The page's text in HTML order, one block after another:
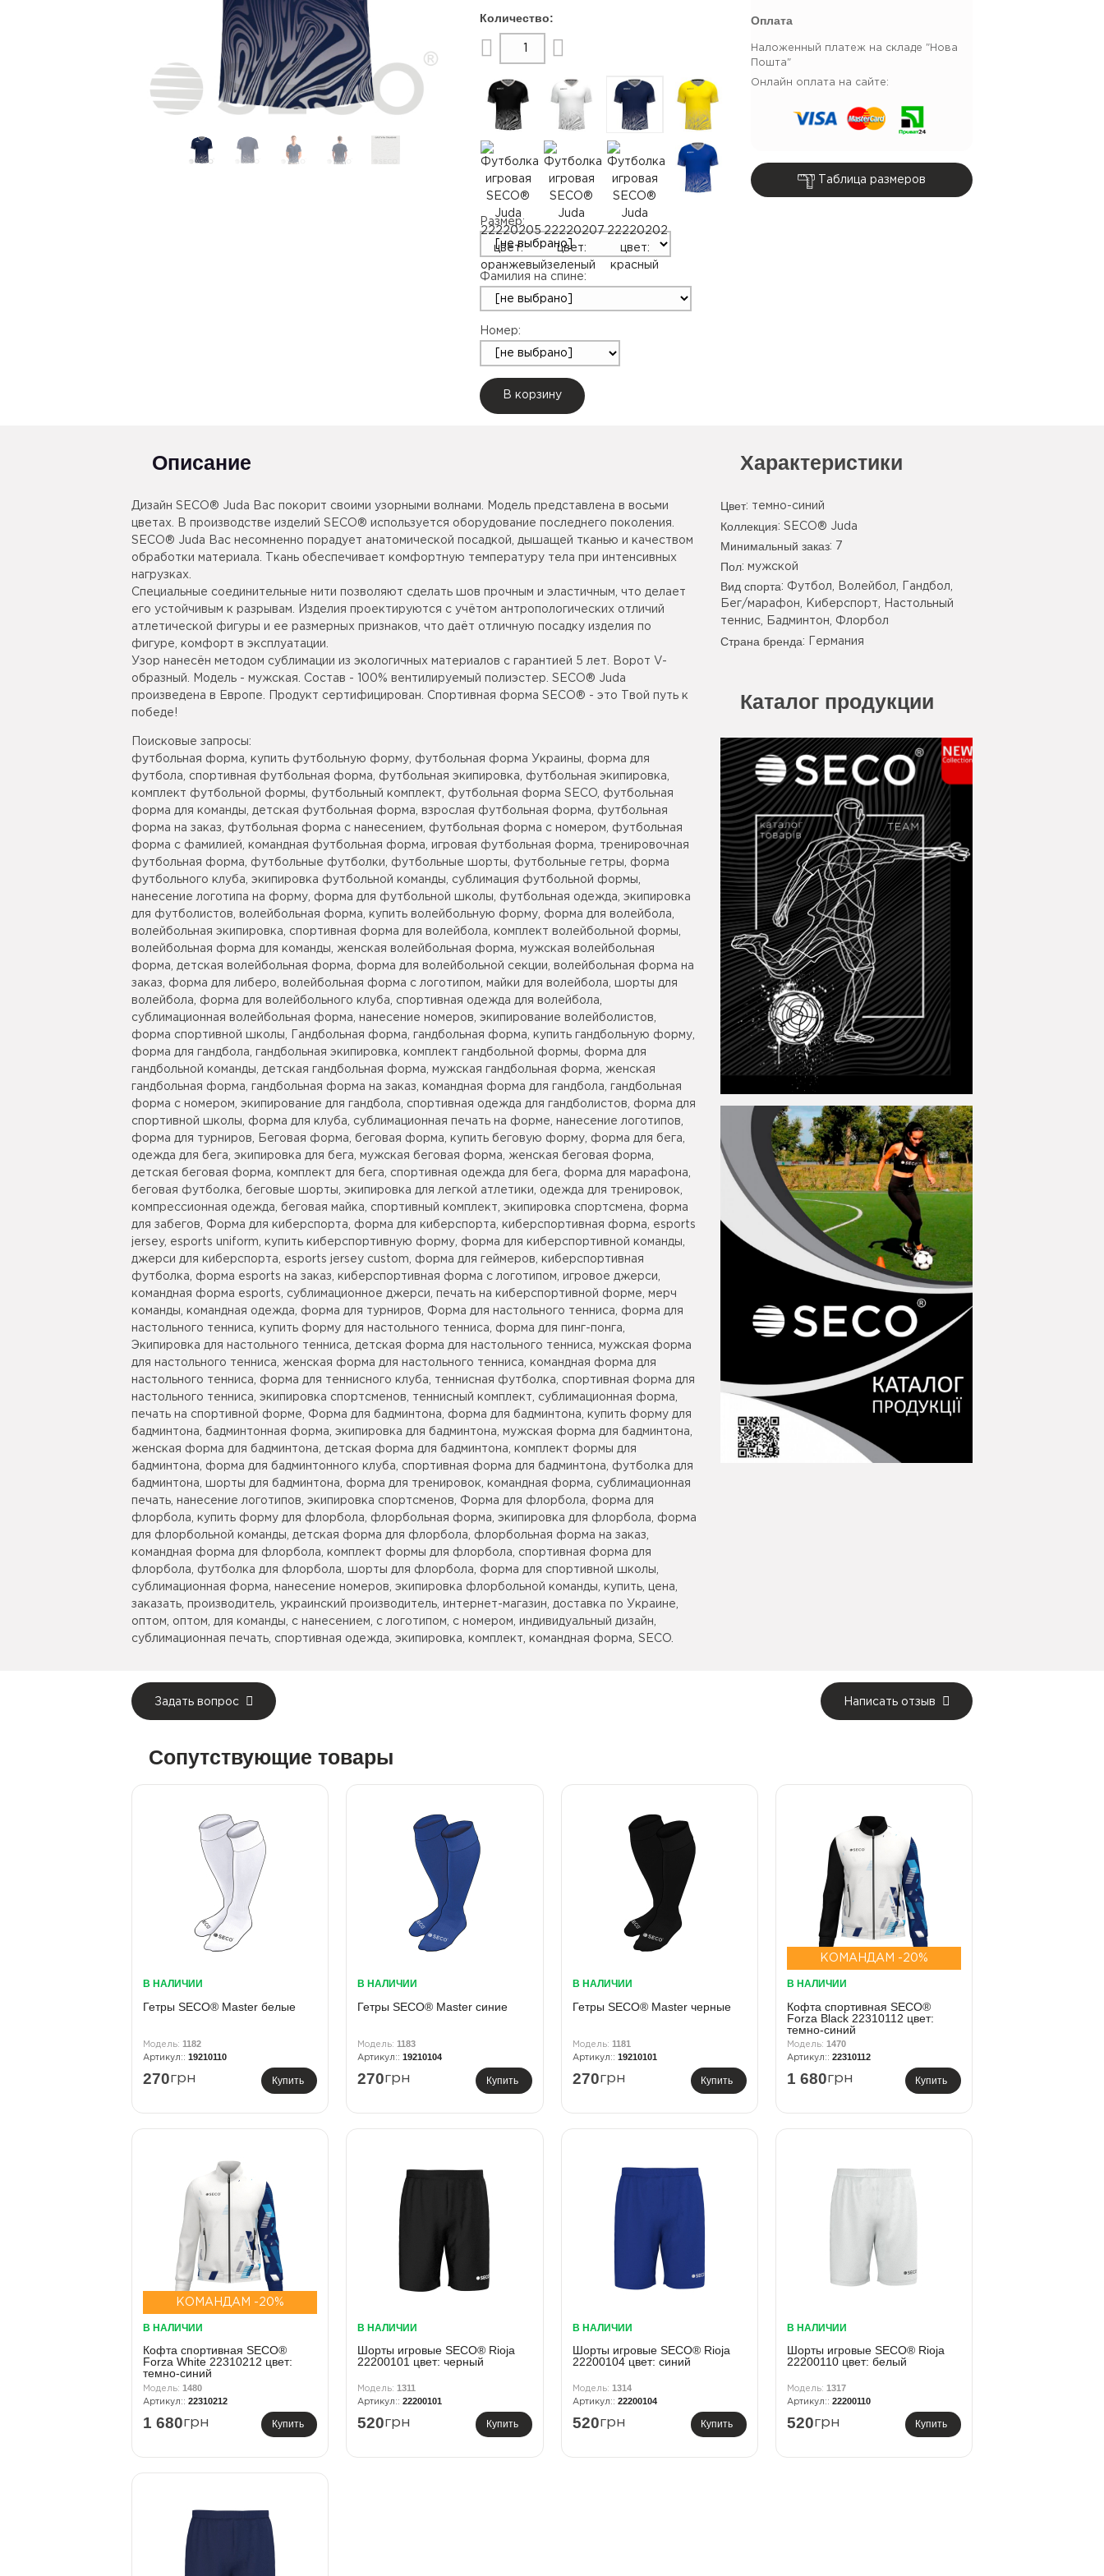
Размер:
Фамилия на спине:
Номер:
В корзину
Оплата
Наложенный платеж на складе "Нова
Пошта"
Онлайн оплата на сайте:
Таблица размеров
Описание
Дизайн SECO® Juda Вас покорит своими узорными волнами. Модель представлена в восьми
цветах. В производстве изделий SECO® используется оборудование последнего поколения.
SECO® Juda Вас несомненно порадует анатомической посадкой, дышащей тканью и качеством
обработки материала. Ткань обеспечивает комфортную температуру тела при интенсивных
нагрузках.
Специальные соединительные нити позволяют сделать шов прочным и эластичным, что делает
его устойчивым к разрывам. Изделия проектируются с учётом антропологических отличий
атлетической фигуры и ее размерных признаков, что даёт отличную посадку изделия по
фигуре, комфорт в эксплуатации.
Узор нанесён методом сублимации из экологичных материалов с гарантией 5 лет. Ворот V-
образный. Модель - мужская. Состав - 100% вентилируемый полиэстер. SECO® Juda
произведена в Европе. Продукт сертифицирован. Спортивная форма SECO® - это Твой путь к
победе!
Поисковые запросы:
футбольная форма, купить футбольную форму, футбольная форма Украины, форма для
футбола, спортивная футбольная форма, футбольная экипировка, футбольная экипировка,
комплект футбольной формы, футбольный комплект, футбольная форма SECO, футбольная
форма для команды, детская футбольная форма, взрослая футбольная форма, футбольная
форма на заказ, футбольная форма с нанесением, футбольная форма с номером, футбольная
форма с фамилией, командная футбольная форма, игровая футбольная форма, тренировочная
футбольная форма, футбольные футболки, футбольные шорты, футбольные гетры, форма
футбольного клуба, экипировка футбольной команды, сублимация футбольной формы,
нанесение логотипа на форму, форма для футбольной школы, футбольная одежда, экипировка
для футболистов, волейбольная форма, купить волейбольную форму, форма для волейбола,
волейбольная экипировка, спортивная форма для волейбола, комплект волейбольной формы,
волейбольная форма для команды, женская волейбольная форма, мужская волейбольная
форма, детская волейбольная форма, форма для волейбольной секции, волейбольная форма на
заказ, форма для либеро, волейбольная форма с логотипом, майки для волейбола, шорты для
волейбола, форма для волейбольного клуба, спортивная одежда для волейбола,
сублимационная волейбольная форма, нанесение номеров, экипирование волейболистов,
форма спортивной школы, Гандбольная форма, гандбольная форма, купить гандбольную форму,
форма для гандбола, гандбольная экипировка, комплект гандбольной формы, форма для
гандбольной команды, детская гандбольная форма, мужская гандбольная форма, женская
гандбольная форма, гандбольная форма на заказ, командная форма для гандбола, гандбольная
форма с номером, экипирование для гандбола, спортивная одежда для гандболистов, форма для
спортивной школы, форма для клуба, сублимационная печать на форме, нанесение логотипов,
форма для турниров, Беговая форма, беговая форма, купить беговую форму, форма для бега,
одежда для бега, экипировка для бега, мужская беговая форма, женская беговая форма,
детская беговая форма, комплект для бега, спортивная одежда для бега, форма для марафона,
беговая футболка, беговые шорты, экипировка для легкой атлетики, одежда для тренировок,
компрессионная одежда, беговая майка, спортивный комплект, экипировка спортсмена, форма
для забегов, Форма для киберспорта, форма для киберспорта, киберспортивная форма, esports
jersey, esports uniform, купить киберспортивную форму, форма для киберспортивной команды,
джерси для киберспорта, esports jersey custom, форма для геймеров, киберспортивная
футболка, форма esports на заказ, киберспортивная форма с логотипом, игровое джерси,
командная форма esports, сублимационное джерси, печать на киберспортивной форме, мерч
команды, командная одежда, форма для турниров, Форма для настольного тенниса, форма для
настольного тенниса, купить форму для настольного тенниса, форма для пинг-понга,
Экипировка для настольного тенниса, детская форма для настольного тенниса, мужская форма
для настольного тенниса, женская форма для настольного тенниса, командная форма для
настольного тенниса, форма для теннисного клуба, теннисная футболка, спортивная форма для
настольного тенниса, экипировка спортсменов, теннисный комплект, сублимационная форма,
печать на спортивной форме, Форма для бадминтона, форма для бадминтона, купить форму для
бадминтона, бадминтонная форма, экипировка для бадминтона, мужская форма для бадминтона,
женская форма для бадминтона, детская форма для бадминтона, комплект формы для
бадминтона, форма для бадминтонного клуба, спортивная форма для бадминтона, футболка для
бадминтона, шорты для бадминтона, форма для тренировок, командная форма, сублимационная
печать, нанесение логотипов, экипировка спортсменов, Форма для флорбола, форма для
флорбола, купить форму для флорбола, флорбольная форма, экипировка для флорбола, форма
для флорбольной команды, детская форма для флорбола, флорбольная форма на заказ,
командная форма для флорбола, комплект формы для флорбола, спортивная форма для
флорбола, футболка для флорбола, шорты для флорбола, форма для спортивной школы,
сублимационная форма, нанесение номеров, экипировка флорбольной команды, купить, цена,
заказать, производитель, украинский производитель, интернет-магазин, доставка по Украине,
оптом, оптом, для команды, с нанесением, с логотипом, с номером, индивидуальный дизайн,
сублимационная печать, спортивная одежда, экипировка, комплект, командная форма, SECO.
Характеристики
Цвет: темно-синий
Коллекция: SECO® Juda
Минимальный заказ: 7
Пол: мужской
Вид спорта: Футбол, Волейбол, Гандбол,
Бег/марафон, Киберспорт, Настольный
теннис, Бадминтон, Флорбол
Страна бренда: Германия
Каталог продукции
Задать вопрос Написать отзыв
Сопутствующие товары
В НАЛИЧИИ
Гетры SECO® Master белые
1182
19210110
270грн Купить
В НАЛИЧИИ
Гетры SECO® Master синие
1183
19210104
270грн Купить
В НАЛИЧИИ
Гетры SECO® Master черные
1181
19210101
270грн Купить
КОМАНДАМ -20%
В НАЛИЧИИ
Кофта спортивная SECO®
Forza Black 22310112 цвет:
темно-синий
1470
22310112
1 680грн Купить
КОМАНДАМ -20%
В НАЛИЧИИ
Кофта спортивная SECO®
Forza White 22310212 цвет:
темно-синий
1480
22310212
1 680грн Купить
В НАЛИЧИИ
Шорты игровые SECO® Rioja
22200101 цвет: черный
1311
22200101
520грн Купить
В НАЛИЧИИ
Шорты игровые SECO® Rioja
22200104 цвет: синий
1314
22200104
520грн Купить
В НАЛИЧИИ
Шорты игровые SECO® Rioja
22200110 цвет: белый
1317
22200110
520грн Купить